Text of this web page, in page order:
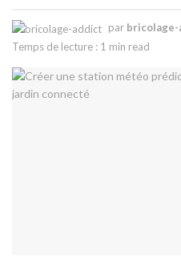
par
Temps de lecture : 1 min read